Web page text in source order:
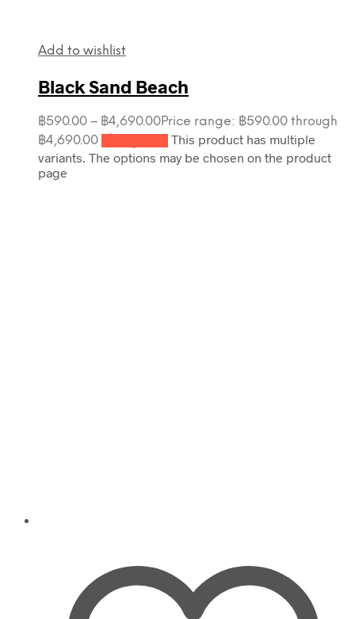
Add to wishlist
Black Sand Beach
฿590.00 – ฿4,690.00Price range: ฿590.00 through
฿4,690.00
This product has multiple
variants. The options may be chosen on the product
page